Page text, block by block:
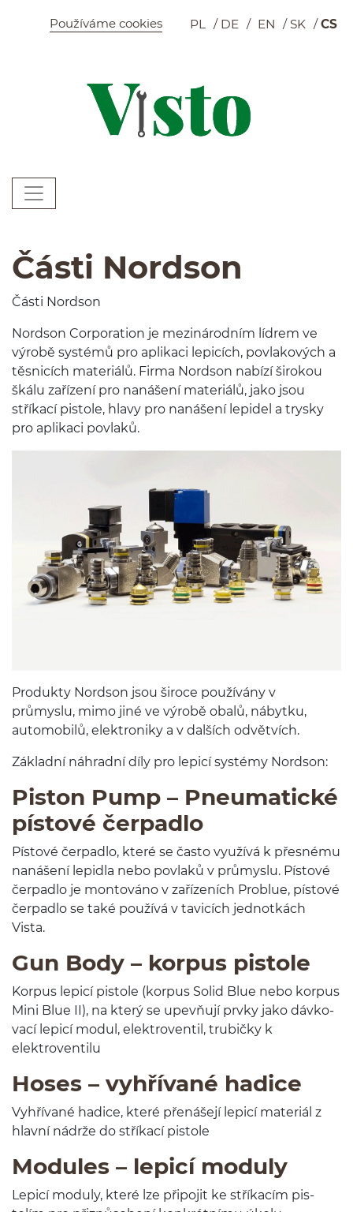
Szybkie menu
Používáme cookies PL DE EN SK CS
Menu główne
Části Nordson
Části Nord­son
Nord­son Cor­po­ra­tion je mez­inárod­ním lídrem ve
výrobě sys­témů pro aplikaci lep­icích, povlakových a
těs­nicích mater­iálů. Firma Nord­son nabízí širokou
škálu zařízení pro nanášení mater­iálů, jako jsou
stříkací pis­tole, hlavy pro nanášení lep­i­del a trysky
pro aplikaci povlaků.
Pro­dukty Nord­son jsou široce používány v
průmyslu, mimo jiné ve výrobě obalů, nábytku,
auto­mo­bilů, elek­tron­iky a v dalších odvětvích.
Zák­ladní náhradní díly pro lep­icí sys­témy Nordson:
Pis­ton Pump – Pneu­mat­ické
pís­tové čerpadlo
Pís­tové čer­padlo, které se často využívá k přes­nému
nanášení lep­idla nebo povlaků v průmyslu. Pís­tové
čer­padlo je mon­továno v zařízeních Prob­lue, pís­tové
čer­padlo se také používá v tavicích jed­notkách
Vista.
Gun Body – kor­pus pistole
Kor­pus lep­icí pis­tole (kor­pus Solid Blue nebo kor­pus
Mini Blue II), na který se upevňují prvky jako dávko­
vací lep­icí modul, elek­tro­ven­til, tru­bičky k
elektroventilu
Hoses – vyhří­vané hadice
Vyhří­vané hadice, které přenášejí lep­icí mater­iál z
hlavní nádrže do stříkací pistole
Mod­ules – lep­icí moduly
Lep­icí mod­uly, které lze připo­jit ke stříkacím pis­